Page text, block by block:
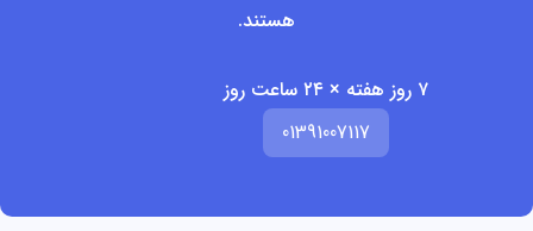
هستند.
۷ روز هفته × ۲۴ ساعت روز
01391007117